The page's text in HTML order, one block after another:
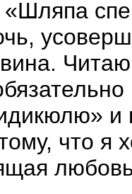
и
что я